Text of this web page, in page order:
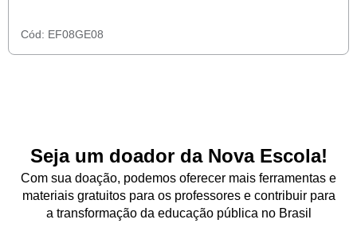
Cód: EF08GE08
Seja um doador da Nova Escola!
Com sua doação, podemos oferecer mais ferramentas e
materiais gratuitos para os professores e contribuir para
a transformação da educação pública no Brasil